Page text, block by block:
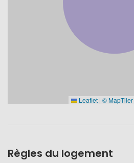
Leaflet | © MapTiler
Règles du logement